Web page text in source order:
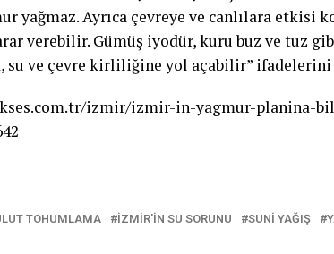
yağmaz. Ayrıca çevreye ve canlılara etkisi
verebilir. Gümüş iyodür, kuru buz ve tuz
su ve çevre kirliliğine yol açabilir” ifadelerini
izmir/izmir-in-yagmur-planina-
TOHUMLAMA İZMIR'IN SU SORUNU SUNI YAĞIŞ